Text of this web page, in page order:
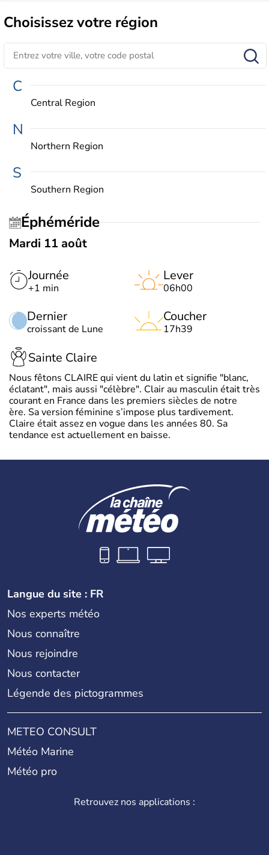
Choisissezvotre région
C
Central Region
N
Northern Region
S
Southern Region
Éphéméride
Mardi 11 août
Journée
+1 min
Dernier
croissant de Lune
Lever
06h00
Coucher
17h39
Sainte Claire
Nous fêtons CLAIRE qui vient du latin et signifie "blanc,
éclatant", mais aussi "célèbre". Clair au masculin était très
courant en France dans les premiers siècles de notre
ère. Sa version féminine s’impose plus tardivement.
Claire était assez en vogue dans les années 80. Sa
tendance est actuellement en baisse.
Langue du site : FR
Nos experts météo
Nous connaître
Nous rejoindre
Nous contacter
Légende des pictogrammes
METEO CONSULT
Météo Marine
Météo pro
Retrouvez nos applications :